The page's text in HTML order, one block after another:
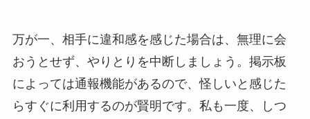
万が一、相手に違和感を感じた場合は、無理に会
おうとせず、やりとりを中断しましょう。掲示板
によっては通報機能があるので、怪しいと感じた
らすぐに利用するのが賢明です。私も一度、しつ